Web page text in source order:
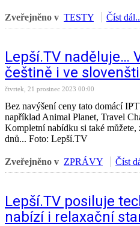
Zveřejněno v TESTY Číst
Lepší.TV naděluje…
češtině i ve
čtvrtek, 21 prosinec 2023 00:00
Bez navýšení ceny tato domácí
například Animal Planet, Travel
Kompletní nabídku si také můžete,
dnů... Foto: Lepší.TV
Zveřejněno v ZPRÁVY Číst
Lepší.TV posiluje
nabízí i relaxační